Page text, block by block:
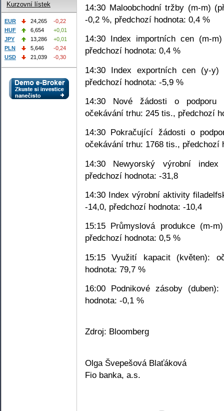
14:30 Maloobchodní tržby (m-m)
-0,2 %, předchozí hodnota: 0,4 %
14:30 Index importních cen (m-
předchozí hodnota: 0,4 %
14:30 Index exportních cen (y-
předchozí hodnota: -5,9 %
14:30 Nové žádosti o podporu
očekávání trhu: 245 tis., předchozí
14:30 Pokračující žádosti o
očekávání trhu: 1768 tis., předchozí
14:30 Newyorský výrobní
předchozí hodnota: -31,8
14:30 Index výrobní aktivity
-14,0, předchozí hodnota: -10,4
15:15 Průmyslová produkce (m-
předchozí hodnota: 0,5 %
15:15 Využití kapacit (květen):
hodnota: 79,7 %
16:00 Podnikové zásoby
hodnota: -0,1 %
Zdroj: Bloomberg
Olga Švepešová Blaťáková
Fio banka, a.s.
Kurzovní lístek
EUR 24,265
-0,22
HUF
6,654
+0,01
JPY
13,286
+0,01
PLN
5,646
-0,24
USD
21,039 -0,30